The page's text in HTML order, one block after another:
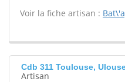
Voir la fiche artisan :
Cdb 311 Toulouse,
Artisan